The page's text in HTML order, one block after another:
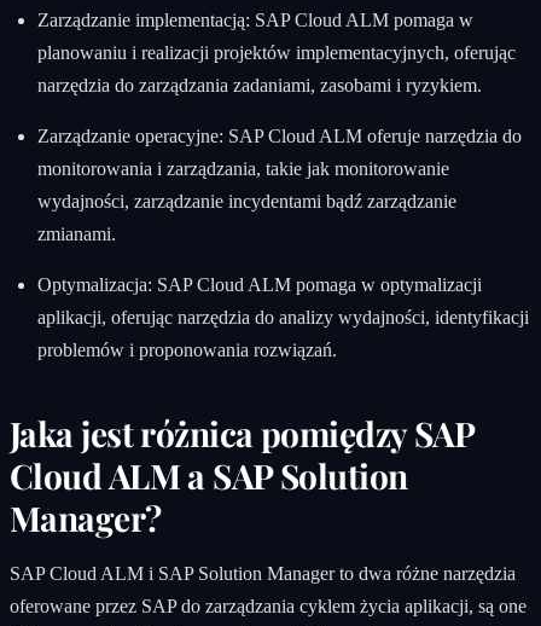
Zarządzanie implementacją: SAP Cloud ALM pomaga w
planowaniu i realizacji projektów implementacyjnych, oferując
narzędzia do zarządzania zadaniami, zasobami i ryzykiem.
Zarządzanie operacyjne: SAP Cloud ALM oferuje narzędzia do
monitorowania i zarządzania, takie jak monitorowanie
wydajności, zarządzanie incydentami bądź zarządzanie
zmianami.
Optymalizacja: SAP Cloud ALM pomaga w optymalizacji
aplikacji, oferując narzędzia do analizy wydajności, identyfikacji
problemów i proponowania rozwiązań.
Jaka jest różnica pomiędzy SAP
Cloud ALM a SAP Solution
Manager?
SAP Cloud ALM i SAP Solution Manager to dwa różne narzędzia
oferowane przez SAP do zarządzania cyklem życia aplikacji, są one